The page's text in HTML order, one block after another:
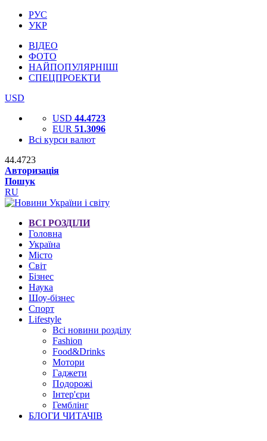
РУС
УКР
ВІДЕО
ФОТО
НАЙПОПУЛЯРНІШІ
СПЕЦПРОЕКТИ
USD
USD 44.4723
EUR 51.3096
Всі курси валют
44.4723
Авторизація
Пошук
RU
ВСІ РОЗДІЛИ
Головна
Україна
Місто
Світ
Бізнес
Наука
Шоу-бізнес
Спорт
Lifestyle
Всі новини розділу
Fashion
Food&Drinks
Мотори
Гаджети
Подорожі
Інтер'єри
Гемблінг
БЛОГИ ЧИТАЧІВ